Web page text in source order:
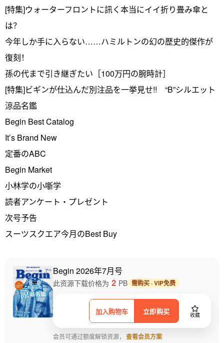
[特集]ウォーターフロントに訊く本当にイイ折り畳み傘と
は？
今年しか手に入らない……ハミルトンの幻の歴史的傑作が
復刻！
孫の代まで引き継ぎたい［100万円の腕時計］
[特集]ビギンが仕込んだ別注品を一挙見せ!! “B”シルエット
涼品名鑑
Begin Best Catalog
It’s Brand New
定番のABC
Begin Market
小林学の小噺学
読者アンケート・プレゼント
次号予告
スーツスクエア今月のBest Buy
Begin 2026年7月号
加入购物车 立即购买 收藏
此资源下载价格为 2 PB 需购买 · VIP免费
会员可通过额度解锁资源， 查看会员方案